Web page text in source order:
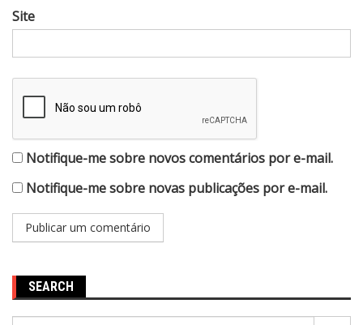
Site
Notifique-me sobre novos comentários por e-mail.
Notifique-me sobre novas publicações por e-mail.
SEARCH